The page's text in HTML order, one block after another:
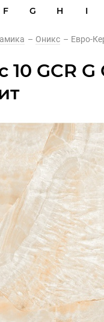
F G H I
– Оникс – Евро-
GCR